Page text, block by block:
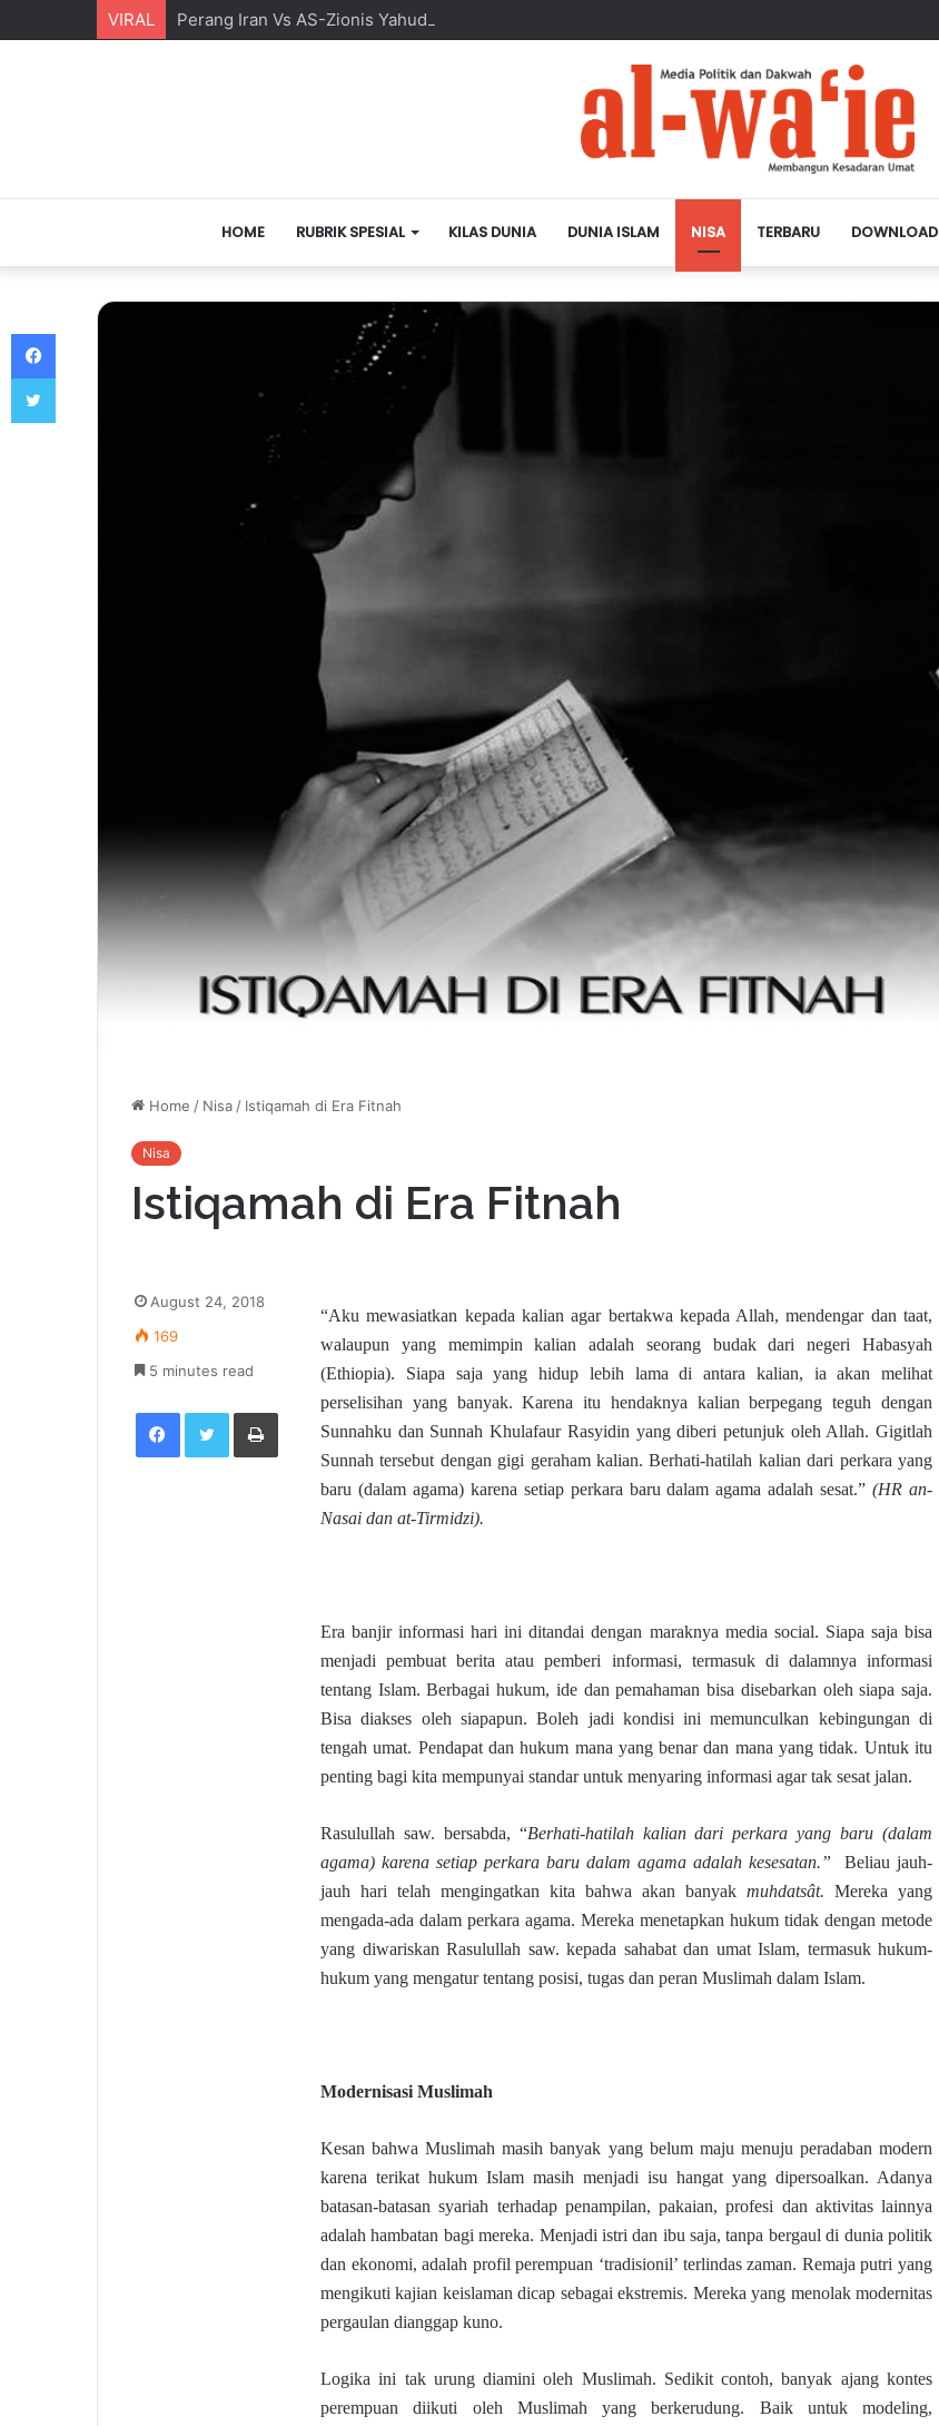
VIRAL Perang Iran Vs AS-Zionis Yahudi dan Masa Depan Dunia Islam
HOME RUBRIK SPESIAL KILAS DUNIA DUNIA ISLAM NISA TERBARU DOWNLOAD
Home / Nisa/ Istiqamah di Era Fitnah
Nisa
Istiqamah di Era Fitnah
“Aku mewasiatkan kepada kalian agar bertakwa kepada Allah, mendengar dan taat,
walaupun yang memimpin kalian adalah seorang budak dari negeri Habasyah
(Ethiopia). Siapa saja yang hidup lebih lama di antara kalian, ia akan melihat
perselisihan yang banyak. Karena itu hendaknya kalian berpegang teguh dengan
Sunnahku dan Sunnah Khulafaur Rasyidin yang diberi petunjuk oleh Allah. Gigitlah
Sunnah tersebut dengan gigi geraham kalian. Berhati-hatilah kalian dari perkara yang
baru (dalam agama) karena setiap perkara baru dalam agama adalah sesat.” (HR an-
Nasai dan at-Tirmidzi).
Era banjir informasi hari ini ditandai dengan maraknya media social. Siapa saja bisa
menjadi pembuat berita atau pemberi informasi, termasuk di dalamnya informasi
tentang Islam. Berbagai hukum, ide dan pemahaman bisa disebarkan oleh siapa saja.
Bisa diakses oleh siapapun. Boleh jadi kondisi ini memunculkan kebingungan di
tengah umat. Pendapat dan hukum mana yang benar dan mana yang tidak. Untuk itu
penting bagi kita mempunyai standar untuk menyaring informasi agar tak sesat jalan.
Rasulullah saw. bersabda, “Berhati-hatilah kalian dari perkara yang baru (dalam
agama) karena setiap perkara baru dalam agama adalah kesesatan.” Beliau jauh-
jauh hari telah mengingatkan kita bahwa akan banyak muhdatsât. Mereka yang
mengada-ada dalam perkara agama. Mereka menetapkan hukum tidak dengan metode
yang diwariskan Rasulullah saw. kepada sahabat dan umat Islam, termasuk hukum-
hukum yang mengatur tentang posisi, tugas dan peran Muslimah dalam Islam.
Modernisasi Muslimah
Kesan bahwa Muslimah masih banyak yang belum maju menuju peradaban modern
karena terikat hukum Islam masih menjadi isu hangat yang dipersoalkan. Adanya
batasan-batasan syariah terhadap penampilan, pakaian, profesi dan aktivitas lainnya
adalah hambatan bagi mereka. Menjadi istri dan ibu saja, tanpa bergaul di dunia politik
dan ekonomi, adalah profil perempuan ‘tradisionil’ terlindas zaman. Remaja putri yang
mengikuti kajian keislaman dicap sebagai ekstremis. Mereka yang menolak modernitas
pergaulan dianggap kuno.
Logika ini tak urung diamini oleh Muslimah. Sedikit contoh, banyak ajang kontes
perempuan diikuti oleh Muslimah yang berkerudung. Baik untuk modeling,
August 24, 2018
169
5 minutes read
Facebook Twitter Print